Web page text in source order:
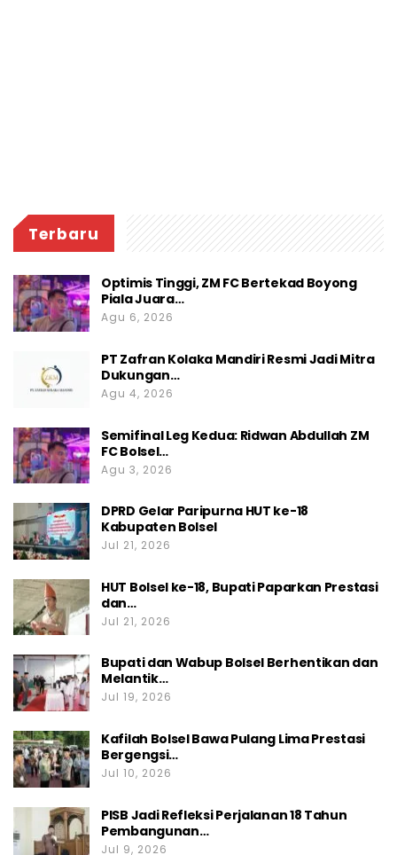
Terbaru
Optimis Tinggi, ZM FC Bertekad Boyong
Piala Juara…
Agu 6, 2026
PT Zafran Kolaka Mandiri Resmi Jadi Mitra
Dukungan…
Agu 4, 2026
Semifinal Leg Kedua: Ridwan Abdullah ZM
FC Bolsel…
Agu 3, 2026
DPRD Gelar Paripurna HUT ke-18
Kabupaten Bolsel
Jul 21, 2026
HUT Bolsel ke-18, Bupati Paparkan Prestasi
dan…
Jul 21, 2026
Bupati dan Wabup Bolsel Berhentikan dan
Melantik…
Jul 19, 2026
Kafilah Bolsel Bawa Pulang Lima Prestasi
Bergengsi…
Jul 10, 2026
PISB Jadi Refleksi Perjalanan 18 Tahun
Pembangunan…
Jul 9, 2026